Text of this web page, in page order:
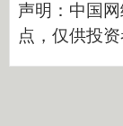
声明：中国
点，仅供投